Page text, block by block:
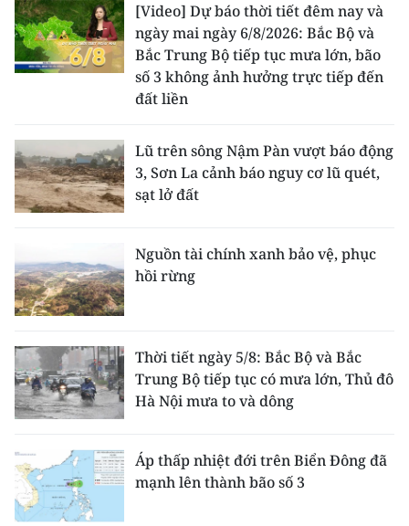
[Video] Dự báo thời tiết đêm nay và
ngày mai ngày 6/8/2026: Bắc Bộ và
Bắc Trung Bộ tiếp tục mưa lớn, bão
số 3 không ảnh hưởng trực tiếp đến
đất liền
Lũ trên sông Nậm Pàn vượt báo động
3, Sơn La cảnh báo nguy cơ lũ quét,
sạt lở đất
Nguồn tài chính xanh bảo vệ, phục
hồi rừng
Thời tiết ngày 5/8: Bắc Bộ và Bắc
Trung Bộ tiếp tục có mưa lớn, Thủ đô
Hà Nội mưa to và dông
Áp thấp nhiệt đới trên Biển Đông đã
mạnh lên thành bão số 3